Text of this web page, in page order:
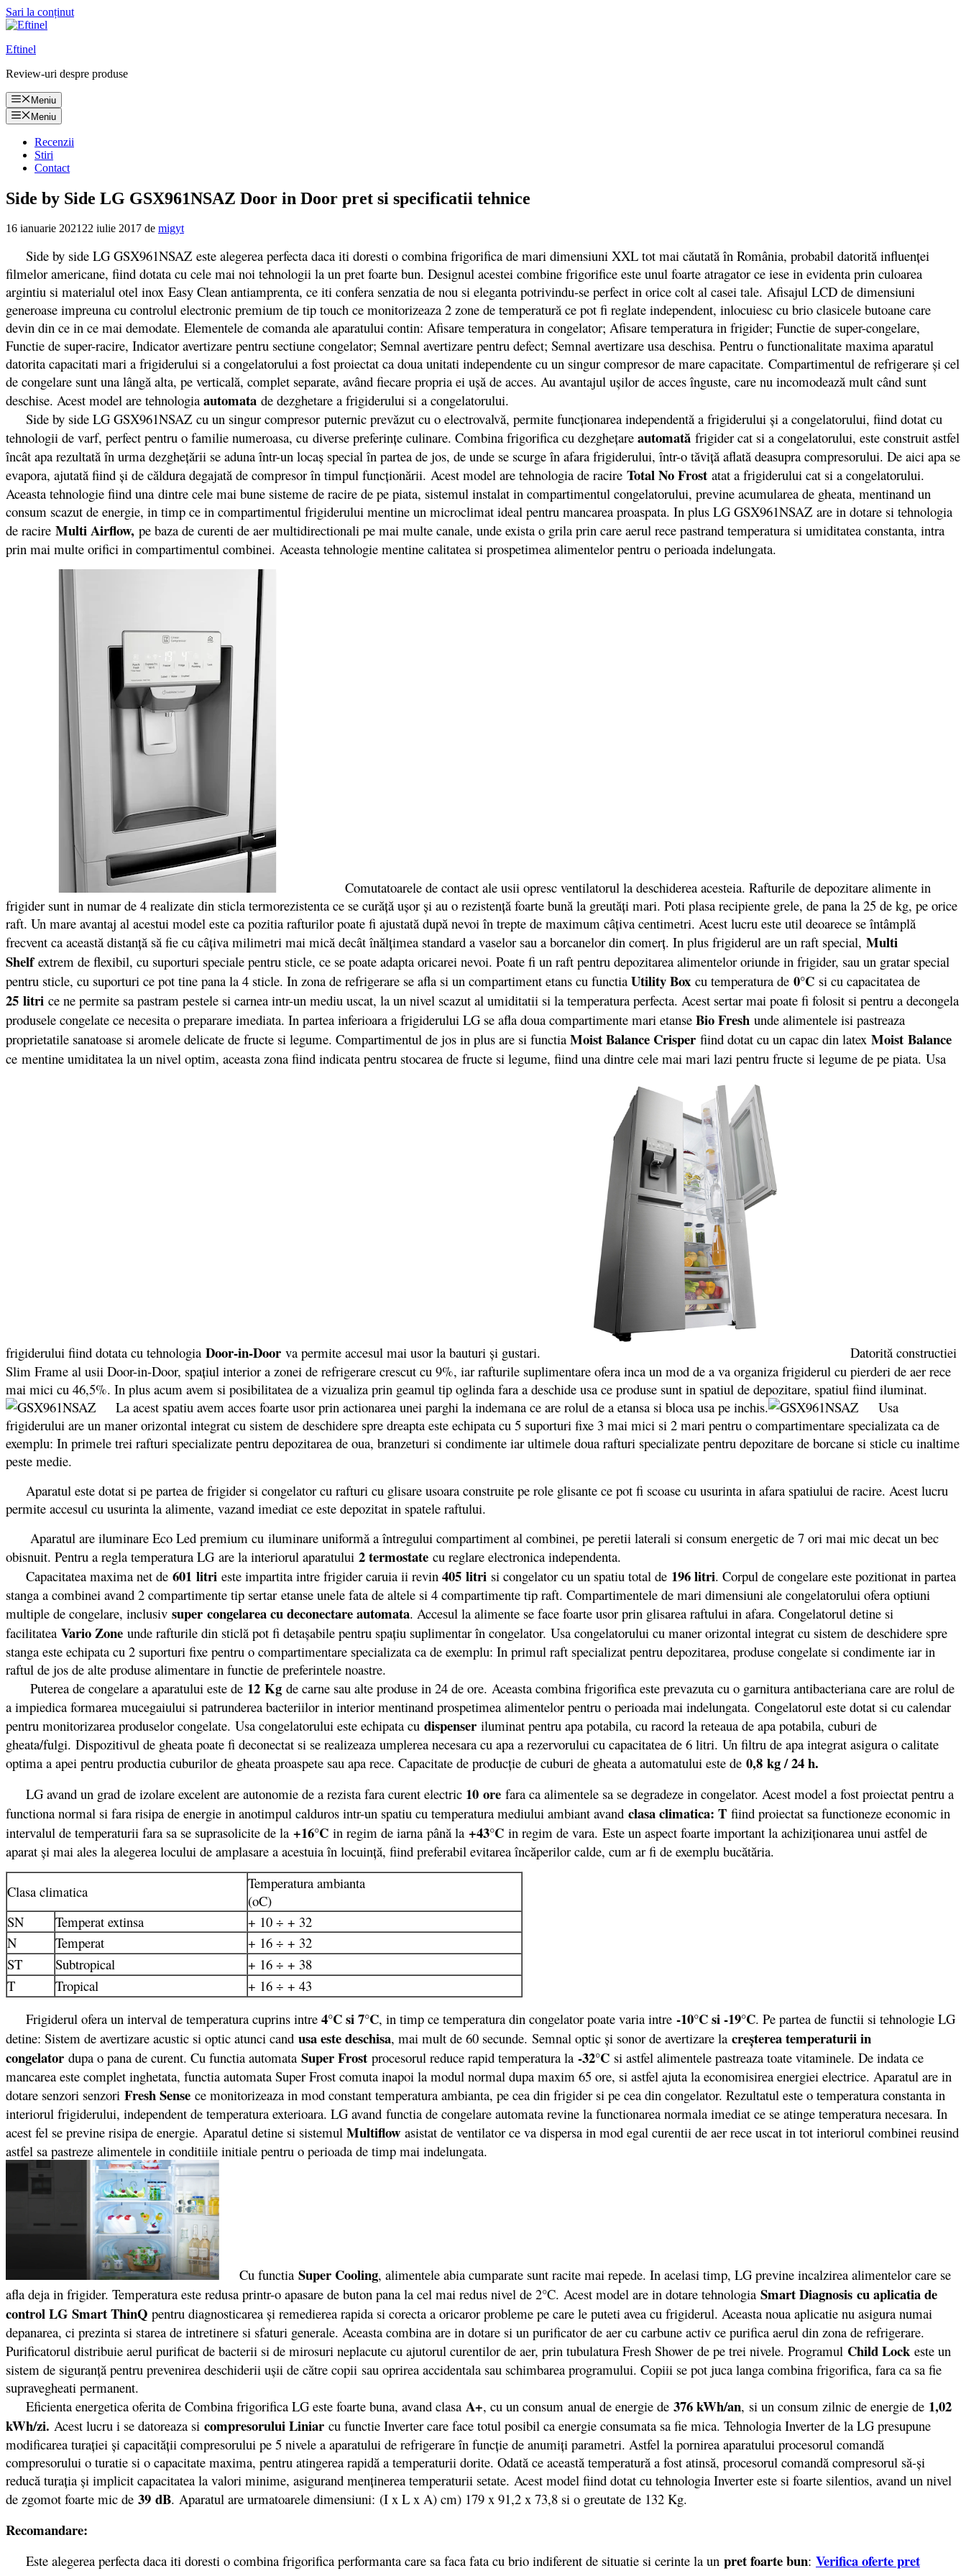
Sari la conținut
Eftinel
Review-uri despre produse
Meniu
Meniu
Recenzii
Stiri
Contact
Side by Side LG GSX961NSAZ Door in Door pret si specificatii tehnice
16 ianuarie 202122 iulie 2017 de migyt
Side by side LG GSX961NSAZ este alegerea perfecta daca iti doresti o combina frigorifica de mari dimensiuni XXL tot mai căutată în România, probabil datorită influenţei
filmelor americane, fiind dotata cu cele mai noi tehnologii la un pret foarte bun. Designul acestei combine frigorifice este unul foarte atragator ce iese in evidenta prin culoarea
argintiu si materialul otel inox Easy Clean antiamprenta, ce iti confera senzatia de nou si eleganta potrivindu-se perfect in orice colt al casei tale. Afisajul LCD de dimensiuni
generoase impreuna cu controlul electronic premium de tip touch ce monitorizeaza 2 zone de temperatură ce pot fi reglate independent, inlocuiesc cu brio clasicele butoane care
devin din ce in ce mai demodate. Elementele de comanda ale aparatului contin: Afisare temperatura in congelator; Afisare temperatura in frigider; Functie de super-congelare,
Functie de super-racire, Indicator avertizare pentru sectiune congelator; Semnal avertizare pentru defect; Semnal avertizare usa deschisa. Pentru o functionalitate maxima aparatul
datorita capacitati mari a frigiderului si a congelatorului a fost proiectat ca doua unitati independente cu un singur compresor de mare capacitate. Compartimentul de refrigerare şi cel
de congelare sunt una lângă alta, pe verticală, complet separate, având fiecare propria ei uşă de acces. Au avantajul uşilor de acces înguste, care nu incomodează mult când sunt
deschise. Acest model are tehnologia automata de dezghetare a frigiderului si a congelatorului.
Side by side LG GSX961NSAZ cu un singur compresor puternic prevăzut cu o electrovalvă, permite funcţionarea independentă a frigiderului şi a congelatorului, fiind dotat cu
tehnologii de varf, perfect pentru o familie numeroasa, cu diverse preferințe culinare. Combina frigorifica cu dezgheţare automată frigider cat si a congelatorului, este construit astfel
încât apa rezultată în urma dezgheţării se aduna într-un locaş special în partea de jos, de unde se scurge în afara frigiderului, într-o tăviţă aflată deasupra compresorului. De aici apa se
evapora, ajutată fiind şi de căldura degajată de compresor în timpul funcţionării. Acest model are tehnologia de racire Total No Frost atat a frigiderului cat si a congelatorului.
Aceasta tehnologie fiind una dintre cele mai bune sisteme de racire de pe piata, sistemul instalat in compartimentul congelatorului, previne acumularea de gheata, mentinand un
consum scazut de energie, in timp ce in compartimentul frigiderului mentine un microclimat ideal pentru mancarea proaspata. In plus LG GSX961NSAZ are in dotare si tehnologia
de racire Multi Airflow, pe baza de curenti de aer multidirectionali pe mai multe canale, unde exista o grila prin care aerul rece pastrand temperatura si umiditatea constanta, intra
prin mai multe orifici in compartimentul combinei. Aceasta tehnologie mentine calitatea si prospetimea alimentelor pentru o perioada indelungata.
Comutatoarele de contact ale usii opresc ventilatorul la deschiderea acesteia. Rafturile de depozitare alimente in
frigider sunt in numar de 4 realizate din sticla termorezistenta ce se curăță ușor și au o rezistență foarte bună la greutăți mari. Poti plasa recipiente grele, de pana la 25 de kg, pe orice
raft. Un mare avantaj al acestui model este ca pozitia rafturilor poate fi ajustată după nevoi în trepte de maximum câţiva centimetri. Acest lucru este util deoarece se întâmplă
frecvent ca această distanţă să fie cu câţiva milimetri mai mică decât înălţimea standard a vaselor sau a borcanelor din comerţ. In plus frigiderul are un raft special, Multi
Shelfextrem de flexibil, cu suporturi speciale pentru sticle, ce se poate adapta oricarei nevoi. Poate fi un raft pentru depozitarea alimentelor oriunde in frigider, sau un gratar special
pentru sticle, cu suporturi ce pot tine pana la 4 sticle. In zona de refrigerare se afla si un compartiment etans cu functia Utility Box cu temperatura de 0°C si cu capacitatea de
25 litri ce ne permite sa pastram pestele si carnea intr-un mediu uscat, la un nivel scazut al umiditatii si la temperatura perfecta. Acest sertar mai poate fi folosit si pentru a decongela
produsele congelate ce necesita o preparare imediata. In partea inferioara a frigiderului LG se afla doua compartimente mari etanse Bio Fresh unde alimentele isi pastreaza
proprietatile sanatoase si aromele delicate de fructe si legume. Compartimentul de jos in plus are si functia Moist Balance Crisper fiind dotat cu un capac din latex Moist Balance
ce mentine umiditatea la un nivel optim, aceasta zona fiind indicata pentru stocarea de fructe si legume, fiind una dintre cele mai mari lazi pentru fructe si legume de pe piata. Usa
frigiderului fiind dotata cu tehnologia Door-in-Door va permite accesul mai usor la bauturi și gustari.
Datorită constructiei
Slim Frame al usii Door-in-Door, spațiul interior a zonei de refrigerare crescut cu 9%, iar rafturile suplimentare ofera inca un mod de a va organiza frigiderul cu pierderi de aer rece
mai mici cu 46,5%. In plus acum avem si posibilitatea de a vizualiza prin geamul tip oglinda fara a deschide usa ce produse sunt in spatiul de depozitare, spatiul fiind iluminat.
La acest spatiu avem acces foarte usor prin actionarea unei parghi la indemana ce are rolul de a etansa si bloca usa pe inchis.
Usa
frigiderului are un maner orizontal integrat cu sistem de deschidere spre dreapta este echipata cu 5 suporturi fixe 3 mai mici si 2 mari pentru o compartimentare specializata ca de
exemplu: In primele trei rafturi specializate pentru depozitarea de oua, branzeturi si condimente iar ultimele doua rafturi specializate pentru depozitare de borcane si sticle cu inaltime
peste medie.
Aparatul este dotat si pe partea de frigider si congelator cu rafturi cu glisare usoara construite pe role glisante ce pot fi scoase cu usurinta in afara spatiului de racire. Acest lucru
permite accesul cu usurinta la alimente, vazand imediat ce este depozitat in spatele raftului.
Aparatul are iluminare Eco Led premium cu iluminare uniformă a întregului compartiment al combinei, pe peretii laterali si consum energetic de 7 ori mai mic decat un bec
obisnuit. Pentru a regla temperatura LG are la interiorul aparatului 2 termostate cu reglare electronica independenta.
Capacitatea maxima net de 601 litri este impartita intre frigider caruia ii revin 405 litri si congelator cu un spatiu total de 196 litri. Corpul de congelare este pozitionat in partea
stanga a combinei avand 2 compartimente tip sertar etanse unele fata de altele si 4 compartimente tip raft. Compartimentele de mari dimensiuni ale congelatorului ofera optiuni
multiple de congelare, inclusiv super congelarea cu deconectare automata. Accesul la alimente se face foarte usor prin glisarea raftului in afara. Congelatorul detine si
facilitatea Vario Zone unde rafturile din sticlă pot fi detașabile pentru spațiu suplimentar în congelator. Usa congelatorului cu maner orizontal integrat cu sistem de deschidere spre
stanga este echipata cu 2 suporturi fixe pentru o compartimentare specializata ca de exemplu: In primul raft specializat pentru depozitarea, produse congelate si condimente iar in
raftul de jos de alte produse alimentare in functie de preferintele noastre.
Puterea de congelare a aparatului este de 12 Kg de carne sau alte produse in 24 de ore. Aceasta combina frigorifica este prevazuta cu o garnitura antibacteriana care are rolul de
a impiedica formarea mucegaiului si patrunderea bacteriilor in interior mentinand prospetimea alimentelor pentru o perioada mai indelungata. Congelatorul este dotat si cu calendar
pentru monitorizarea produselor congelate. Usa congelatorului este echipata cu dispenser iluminat pentru apa potabila, cu racord la reteaua de apa potabila, cuburi de
gheata/fulgi. Dispozitivul de gheata poate fi deconectat si se realizeaza umplerea necesara cu apa a rezervorului cu capacitatea de 6 litri. Un filtru de apa integrat asigura o calitate
optima a apei pentru productia cuburilor de gheata proaspete sau apa rece. Capacitate de producţie de cuburi de gheata a automatului este de 0,8 kg / 24 h.
LG avand un grad de izolare excelent are autonomie de a rezista fara curent electric 10 ore fara ca alimentele sa se degradeze in congelator. Acest model a fost proiectat pentru a
functiona normal si fara risipa de energie in anotimpul calduros intr-un spatiu cu temperatura mediului ambiant avand clasa climatica: T fiind proiectat sa functioneze economic in
intervalul de temperaturii fara sa se suprasolicite de la +16°C in regim de iarna până la +43°C in regim de vara. Este un aspect foarte important la achiziţionarea unui astfel de
aparat şi mai ales la alegerea locului de amplasare a acestuia în locuinţă, fiind preferabil evitarea încăperilor calde, cum ar fi de exemplu bucătăria.
Clasa climatica
Temperatura ambianta
(oC)
SN
Temperat extinsa
+ 10 ÷ + 32
N
Temperat
+ 16 ÷ + 32
ST
Subtropical
+ 16 ÷ + 38
T
Tropical
+ 16 ÷ + 43
Frigiderul ofera un interval de temperatura cuprins intre 4°C si 7°C, in timp ce temperatura din congelator poate varia intre -10°C si -19°C. Pe partea de functii si tehnologie LG
detine: Sistem de avertizare acustic si optic atunci cand usa este deschisa, mai mult de 60 secunde. Semnal optic şi sonor de avertizare la creşterea temperaturii in
congelator dupa o pana de curent. Cu functia automata Super Frost procesorul reduce rapid temperatura la -32°C si astfel alimentele pastreaza toate vitaminele. De indata ce
mancarea este complet inghetata, functia automata Super Frost comuta inapoi la modul normal dupa maxim 65 ore, si astfel ajuta la economisirea energiei electrice. Aparatul are in
dotare senzori senzori Fresh Sense ce monitorizeaza in mod constant temperatura ambianta, pe cea din frigider si pe cea din congelator. Rezultatul este o temperatura constanta in
interiorul frigiderului, independent de temperatura exterioara. LG avand functia de congelare automata revine la functionarea normala imediat ce se atinge temperatura necesara. In
acest fel se previne risipa de energie. Aparatul detine si sistemul Multiflow asistat de ventilator ce va dispersa in mod egal curentii de aer rece uscat in tot interiorul combinei reusind
astfel sa pastreze alimentele in conditiile initiale pentru o perioada de timp mai indelungata.
Cu functia Super Cooling, alimentele abia cumparate sunt racite mai repede. In acelasi timp, LG previne incalzirea alimentelor care se
afla deja in frigider. Temperatura este redusa printr-o apasare de buton pana la cel mai redus nivel de 2°C. Acest model are in dotare tehnologia Smart Diagnosis cu aplicatia de
control LG Smart ThinQ pentru diagnosticarea și remedierea rapida si corecta a oricaror probleme pe care le puteti avea cu frigiderul. Aceasta noua aplicatie nu asigura numai
depanarea, ci prezinta si starea de intretinere si sfaturi generale. Aceasta combina are in dotare si un purificator de aer cu carbune activ ce purifica aerul din zona de refrigerare.
Purificatorul distribuie aerul purificat de bacterii si de mirosuri neplacute cu ajutorul curentilor de aer, prin tubulatura Fresh Shower de pe trei nivele. Programul Child Lock este un
sistem de siguranţă pentru prevenirea deschiderii uşii de către copii sau oprirea accidentala sau schimbarea programului. Copiii se pot juca langa combina frigorifica, fara ca sa fie
supravegheati permanent.
Eficienta energetica oferita de Combina frigorifica LG este foarte buna, avand clasa A+, cu un consum anual de energie de 376 kWh/an, si un consum zilnic de energie de 1,02
kWh/zi. Acest lucru i se datoreaza si compresorului Liniar cu functie Inverter care face totul posibil ca energie consumata sa fie mica. Tehnologia Inverter de la LG presupune
modificarea turației și capacității compresorului pe 5 nivele a aparatului de refrigerare în funcție de anumiți parametri. Astfel la pornirea aparatului procesorul comandă
compresorului o turatie si o capacitate maxima, pentru atingerea rapidă a temperaturii dorite. Odată ce această temperatură a fost atinsă, procesorul comandă compresorul să-și
reducă turația și implicit capacitatea la valori minime, asigurand menținerea temperaturii setate. Acest model fiind dotat cu tehnologia Inverter este si foarte silentios, avand un nivel
de zgomot foarte mic de 39 dB. Aparatul are urmatoarele dimensiuni: (I x L x A) cm) 179 x 91,2 x 73,8 si o greutate de 132 Kg.
Recomandare:
Este alegerea perfecta daca iti doresti o combina frigorifica performanta care sa faca fata cu brio indiferent de situatie si cerinte la un pret foarte bun: Verifica oferte pret